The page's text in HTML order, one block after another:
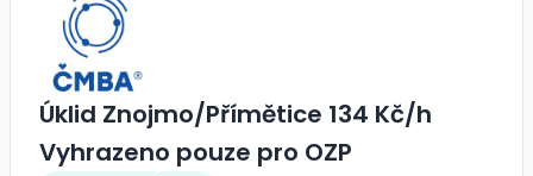
Úklid Znojmo/Přímětice 134 Kč/h
Vyhrazeno pouze pro OZP